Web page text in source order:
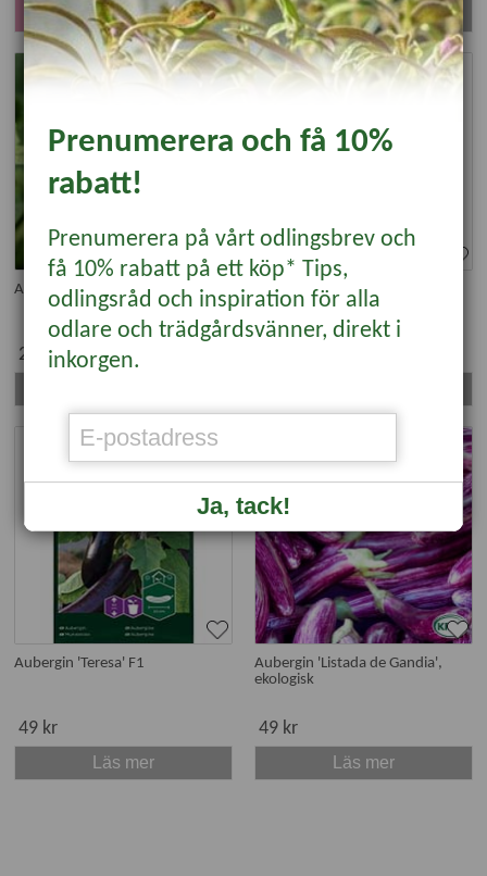
KÖP Läs mer
Aubergin 'Black Beauty'
25 kr
Aubergin 'Moneymaker Nr.2' F1
Aubergin 'Teresa' F1
49 kr
Läs mer
Aubergin 'Listada de Gandia',
ekologisk
49 kr
Läs mer
Prenumerera och få 10%
rabatt!
Prenumerera på vårt odlingsbrev och
få 10% rabatt på ett köp* Tips,
odlingsråd och inspiration för alla
odlare och trädgårdsvänner, direkt i
inkorgen.
Ja, tack!